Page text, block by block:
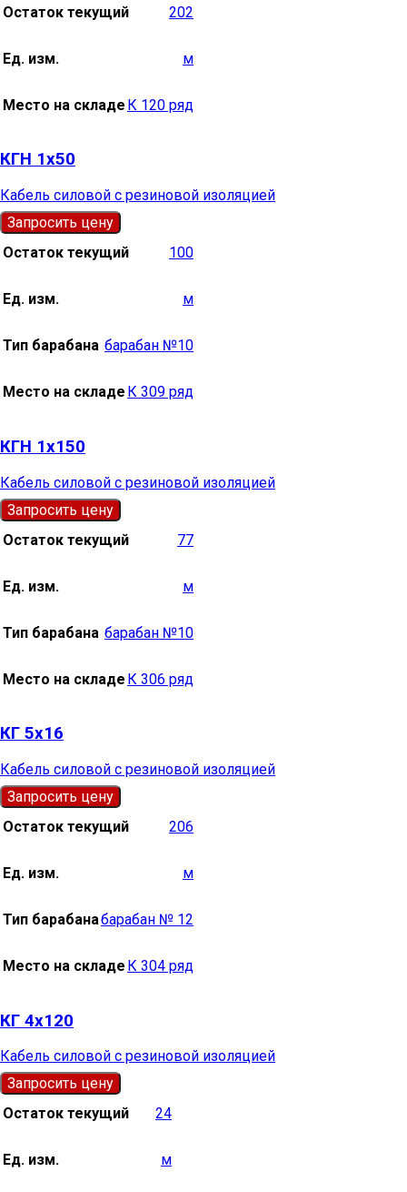
Остаток текущий 202
Ед. изм. м
Место на складе К 120 ряд
КГН 1х50
Кабель силовой с резиновой изоляцией
Запросить цену
Остаток текущий
100
Ед. изм. м
Тип барабана барабан №10
Место на складе К 309 ряд
КГН 1х150
Кабель силовой с резиновой изоляцией
Запросить цену
Остаток текущий
77
Ед. изм. м
Тип барабана барабан №10
Место на складе К 306 ряд
КГ 5х16
Кабель силовой с резиновой изоляцией
Запросить цену
Остаток текущий
206
Ед. изм. м
Тип барабанабарабан № 12
Место на складе К 304 ряд
КГ 4х120
Кабель силовой с резиновой изоляцией
Запросить цену
Остаток текущий
24
Ед. изм. м